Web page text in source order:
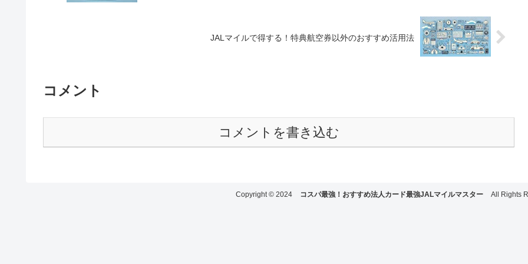
JALマイルで得する！特典航空券以外のおすすめ活用法
コメント
コメントを書き込む
Copyright © 2024 コスパ最強！おすすめ法人カード最強JALマイルマスター All Rights